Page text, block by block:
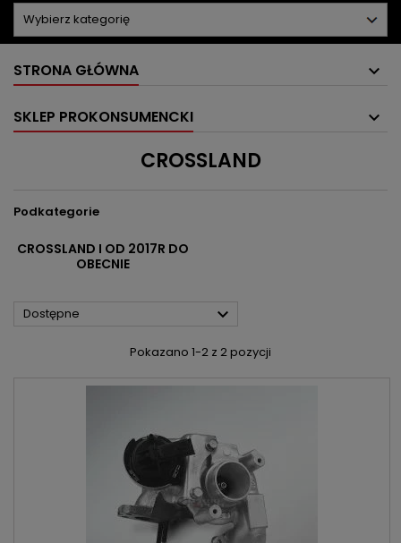
STRONA GŁÓWNA
SKLEP PROKONSUMENCKI
CROSSLAND
Podkategorie
CROSSLAND I OD 2017R DO
OBECNIE
Dostępne 
Pokazano 1-2 z 2 pozycji